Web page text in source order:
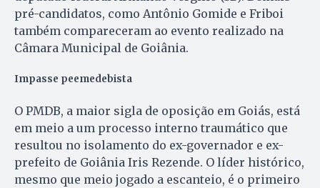
pré-candidatos, como Antônio Gomide e Friboi
também compareceram ao evento realizado na
Câmara Municipal de Goiânia.
Impasse peemedebista
O PMDB, a maior sigla de oposição em Goiás, está
em meio a um processo interno traumático que
resultou no isolamento do ex-governador e ex-
prefeito de Goiânia Iris Rezende. O líder histórico,
mesmo que meio jogado a escanteio, é o primeiro